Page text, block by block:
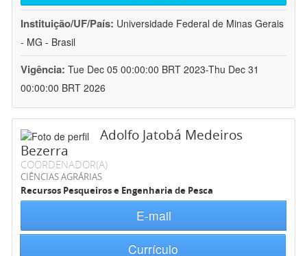
Instituição/UF/País: Universidade Federal de Minas Gerais
- MG - Brasil
Vigência: Tue Dec 05 00:00:00 BRT 2023-Thu Dec 31
00:00:00 BRT 2026
Adolfo Jatobá Medeiros
Bezerra
COORDENADOR(A)
CIÊNCIAS AGRÁRIAS
Recursos Pesqueiros e Engenharia de Pesca
E-mail
Currículo